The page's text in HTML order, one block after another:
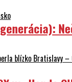
blízko Bratislavy –